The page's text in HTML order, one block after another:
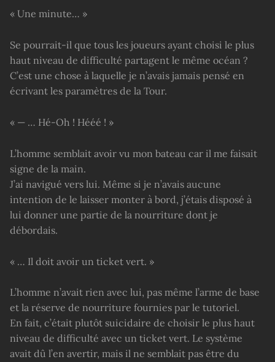
« Une minute… »
Se pourrait-il que tous les joueurs ayant choisi le plus
haut niveau de difficulté partagent le même océan ?
C’est une chose à laquelle je n’avais jamais pensé en
écrivant les paramètres de la Tour.
« — … Hé-Oh ! Hééé ! »
L’homme semblait avoir vu mon bateau car il me faisait
signe de la main.
J’ai navigué vers lui. Même si je n’avais aucune
intention de le laisser monter à bord, j’étais disposé à
lui donner une partie de la nourriture dont je
débordais.
« … Il doit avoir un ticket vert. »
L’homme n’avait rien avec lui, pas même l’arme de base
et la réserve de nourriture fournies par le tutoriel.
En fait, c’était plutôt suicidaire de choisir le plus haut
niveau de difficulté avec un ticket vert. Le système
avait dû l’en avertir, mais il ne semblait pas être du